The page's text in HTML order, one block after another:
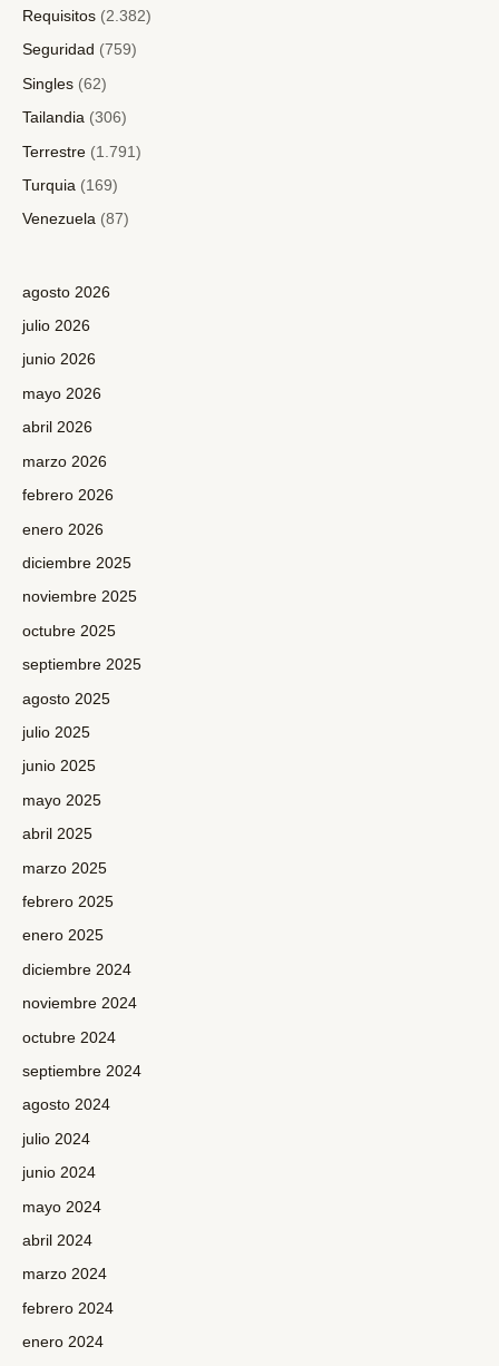
Requisitos (2.382)
Seguridad (759)
Singles (62)
Tailandia (306)
Terrestre (1.791)
Turquia (169)
Venezuela (87)
agosto 2026
julio 2026
junio 2026
mayo 2026
abril 2026
marzo 2026
febrero 2026
enero 2026
diciembre 2025
noviembre 2025
octubre 2025
septiembre 2025
agosto 2025
julio 2025
junio 2025
mayo 2025
abril 2025
marzo 2025
febrero 2025
enero 2025
diciembre 2024
noviembre 2024
octubre 2024
septiembre 2024
agosto 2024
julio 2024
junio 2024
mayo 2024
abril 2024
marzo 2024
febrero 2024
enero 2024